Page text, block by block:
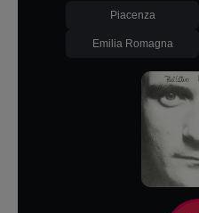
Piacenza
Emilia Romagna